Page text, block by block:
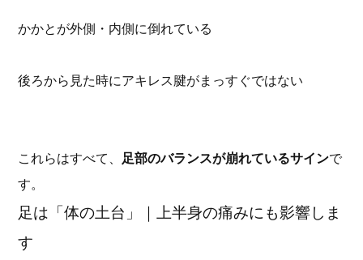
かかとが外側・内側に倒れている
後ろから見た時にアキレス腱がまっすぐではない
これらはすべて、 足部のバランスが崩れているサインで
す。
足は「体の土台」｜上半身の痛みにも影響しま
す